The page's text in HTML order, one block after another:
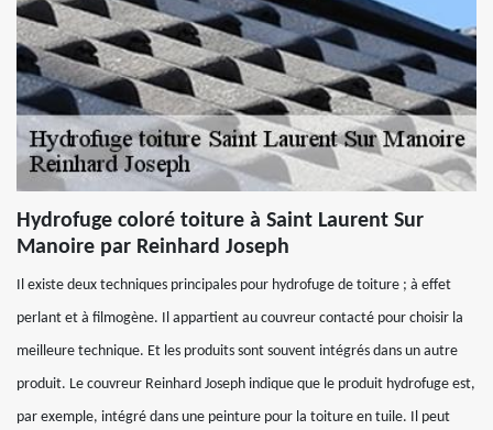
Hydrofuge coloré toiture à Saint Laurent Sur
Manoire par Reinhard Joseph
Il existe deux techniques principales pour hydrofuge de toiture ; à effet
perlant et à filmogène. Il appartient au couvreur contacté pour choisir la
meilleure technique. Et les produits sont souvent intégrés dans un autre
produit. Le couvreur Reinhard Joseph indique que le produit hydrofuge est,
par exemple, intégré dans une peinture pour la toiture en tuile. Il peut